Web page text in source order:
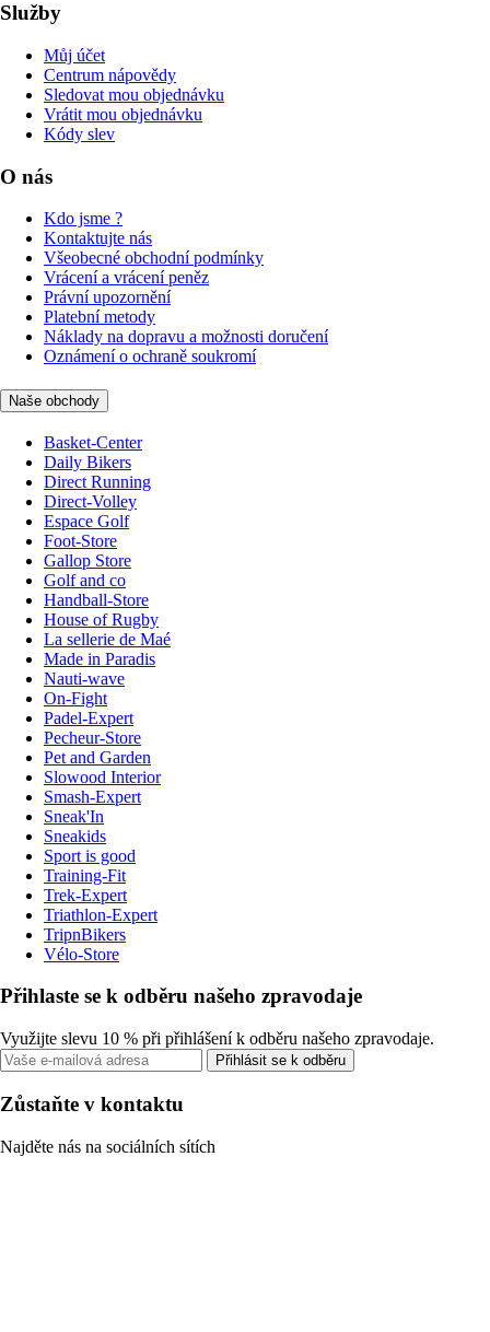
Služby
Můj účet
Centrum nápovědy
Sledovat mou objednávku
Vrátit mou objednávku
Kódy slev
O nás
Kdo jsme ?
Kontaktujte nás
Všeobecné obchodní podmínky
Vrácení a vrácení peněz
Právní upozornění
Platební metody
Náklady na dopravu a možnosti doručení
Oznámení o ochraně soukromí
Naše obchody
Basket-Center
Daily Bikers
Direct Running
Direct-Volley
Espace Golf
Foot-Store
Gallop Store
Golf and co
Handball-Store
House of Rugby
La sellerie de Maé
Made in Paradis
Nauti-wave
On-Fight
Padel-Expert
Pecheur-Store
Pet and Garden
Slowood Interior
Smash-Expert
Sneak'In
Sneakids
Sport is good
Training-Fit
Trek-Expert
Triathlon-Expert
TripnBikers
Vélo-Store
Přihlaste se k odběru našeho zpravodaje
Využijte slevu 10 % při přihlášení k odběru našeho zpravodaje.
Přihlásit se k odběru
Zůstaňte v kontaktu
Najděte nás na sociálních sítích